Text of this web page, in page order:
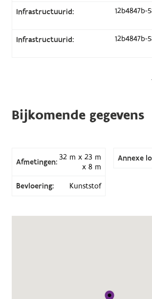
Infrastructuurid:
12b4847b-
Infrastructuurid:
12b4847b-
Bijkomende gegevens
Afmetingen: 32 m x 23 m
x 8 m
Annexe
Bevloering: Kunststof